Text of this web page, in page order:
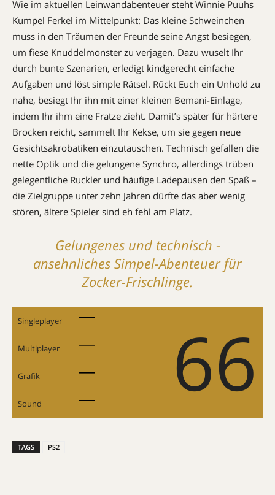
Wie im aktuellen Leinwandabenteuer steht Winnie Puuhs
Kumpel Ferkel im Mittelpunkt: Das kleine Schweinchen
muss in den Träumen der Freunde seine Angst besiegen,
um fiese Knuddelmonster zu verjagen. Dazu wuselt Ihr
durch bunte Szenarien, erledigt kindgerecht einfache
Aufgaben und löst simple Rätsel. Rückt Euch ein ­Unhold zu
nahe, besiegt Ihr ihn mit einer kleinen Bemani-Einlage,
indem Ihr ihm eine Fratze zieht. Damit’s später für härtere
Brocken reicht, sammelt Ihr Kekse, um sie gegen neue
Gesichtsakrobatiken einzutauschen. Technisch gefallen die
nette Optik und die gelungene Synchro, allerdings trüben
gelegentliche Ruckler und häufige Ladepausen den Spaß –
die Zielgruppe unter zehn Jahren dürfte das aber wenig
stören, ­ältere Spieler sind eh fehl am Platz.
Gelungenes und technisch ­
ansehnliches Simpel-Abenteuer für
Zocker-Frischlinge.
Singleplayer 66
Multiplayer
Grafik
Sound
TAGS PS2